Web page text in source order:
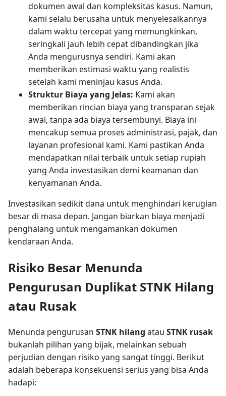
dokumen awal dan kompleksitas kasus. Namun,
kami selalu berusaha untuk menyelesaikannya
dalam waktu tercepat yang memungkinkan,
seringkali jauh lebih cepat dibandingkan jika
Anda mengurusnya sendiri. Kami akan
memberikan estimasi waktu yang realistis
setelah kami meninjau kasus Anda.
Struktur Biaya yang Jelas: Kami akan
memberikan rincian biaya yang transparan sejak
awal, tanpa ada biaya tersembunyi. Biaya ini
mencakup semua proses administrasi, pajak, dan
layanan profesional kami. Kami pastikan Anda
mendapatkan nilai terbaik untuk setiap rupiah
yang Anda investasikan demi keamanan dan
kenyamanan Anda.
Investasikan sedikit dana untuk menghindari kerugian
besar di masa depan. Jangan biarkan biaya menjadi
penghalang untuk mengamankan dokumen
kendaraan Anda.
Risiko Besar Menunda
Pengurusan Duplikat STNK Hilang
atau Rusak
Menunda pengurusan STNK hilang atau STNK rusak
bukanlah pilihan yang bijak, melainkan sebuah
perjudian dengan risiko yang sangat tinggi. Berikut
adalah beberapa konsekuensi serius yang bisa Anda
hadapi: